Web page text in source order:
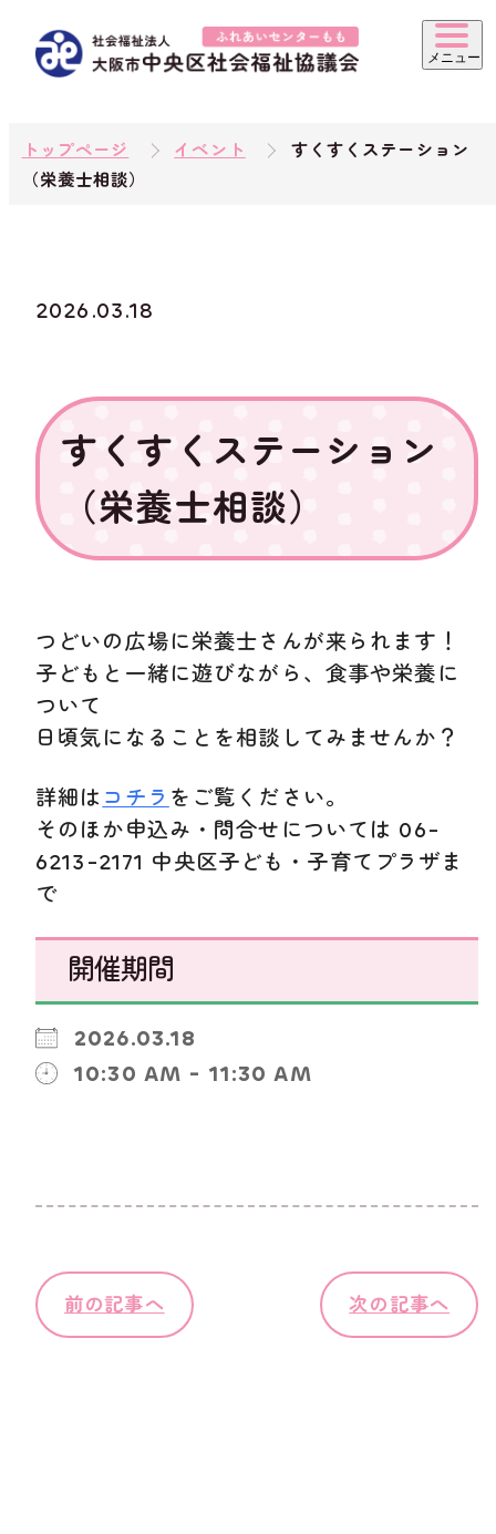
トップページ イベント
すくすくステーション
（栄養士相談）
2026.03.18
すくすくステーション
（栄養士相談）
つどいの広場に栄養士さんが来られます！
子どもと一緒に遊びながら、食事や栄養に
ついて
日頃気になることを相談してみませんか？
詳細は コチラ をご覧ください。
そのほか申込み・問合せについては 06-
6213-2171 中央区子ども・子育てプラザま
で
開催期間
2026.03.18
10:30 AM - 11:30 AM
前の記事へ 次の記事へ